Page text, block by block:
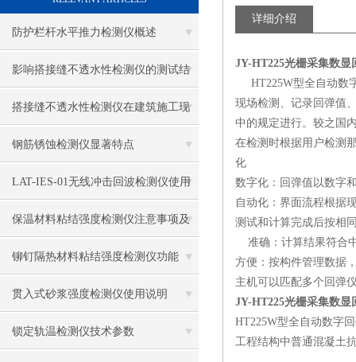
防护栏杆水平推力检测仪概述
影响搭接缝不透水性检测仪的测试结
果的因素有哪些？
搭接缝不透水性检测仪在建筑施工现
场中的应用
钢筋锈蚀检测仪显著特点
LAT-IES-01无线冲击回波检测仪使用
操作方法
保温材料粘结强度检测仪注意事项及
保养
铆钉隔热材料粘结强度检测仪功能
贯入式砂浆强度检测仪使用说明
锁定轨温检测仪技术参数
详细介绍
JY-HT225光栅采集数显
HT225W型全自动数
现场检测、记录回弹值
中的规定进行。较之国
在检测时根据用户检测
化
数字化：回弹值以数字
自动化：界面流程根据
测试和计算完成后按相
准确：计算结果符合
方便：按构件管理数据
主机可以匹配多个回弹
JY-HT225光栅采集数显
HT225W型全自动数字
工程结构中普通混凝土